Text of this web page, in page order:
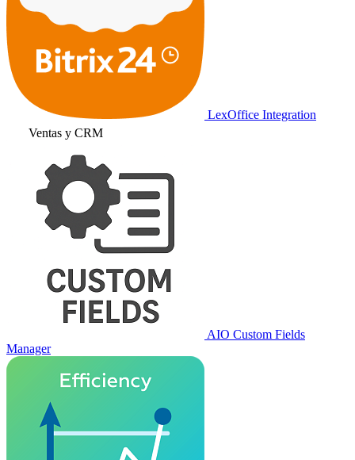
LexOffice Integration
Ventas y CRM
AIO Custom Fields
Manager